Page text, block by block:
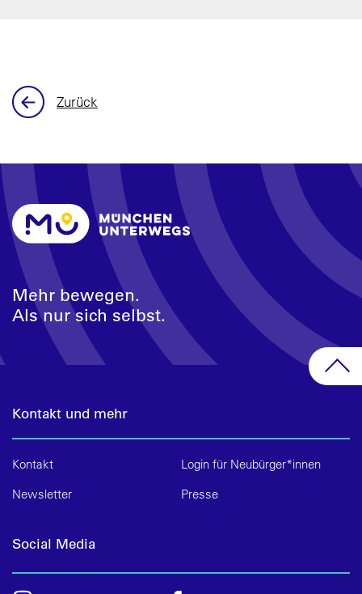
Zurück
Mehr bewegen.
Als nur sich selbst.
Kontakt und mehr
Kontakt
Login für Neubürger*innen
Newsletter
Presse
Social Media